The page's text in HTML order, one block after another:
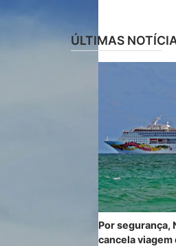
ÚLTIMAS
Por segurança,
cancela viagem